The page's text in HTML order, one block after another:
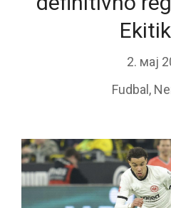
2. мај
Fudbal ,